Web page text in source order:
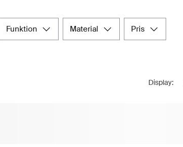
funktion material pris
Display: